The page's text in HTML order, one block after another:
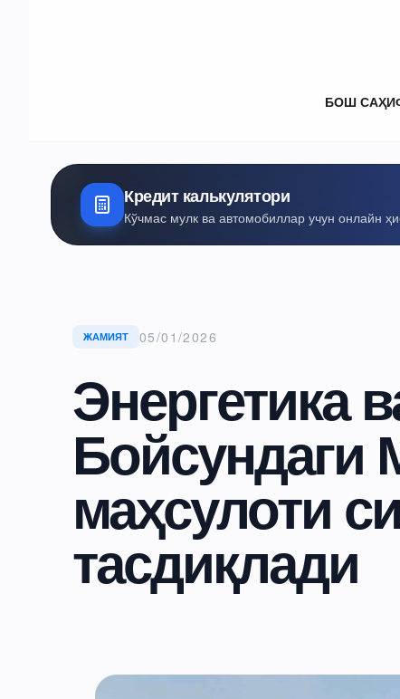
БОШ
Кредит калькулятори
Кўчмас мулк ва автомобиллар учун онлайн
ЖАМИЯТ 05/01/2026
Энергетика
Бойсундаги
маҳсулоти
тасдиқлади